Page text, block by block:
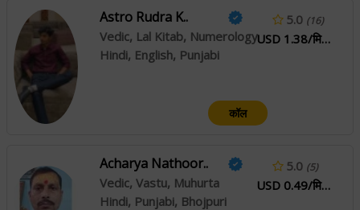
Astro Rudra K..
Vedic, Lal Kitab, Numerology
Hindi, English, Punjabi
5.0 (16)
USD 1.38/मिनिटे
कॉल
Acharya Nathoor..
Vedic, Vastu, Muhurta
Hindi, Punjabi, Bhojpuri
5.0 (5)
USD 0.49/मिनिटे